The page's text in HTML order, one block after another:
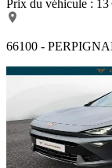
Prix du véhicule : 13
66100 -